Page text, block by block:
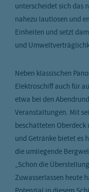
unterscheidet sich das
nahezu lautlosen und
Einheiten und setzt
und
Neben klassischen
Elektroschiff auch für
etwa bei den
Veranstaltungen. Mit
beschatteten
und Getränke bietet es
die umliegende
„Schon die
Zuwasserlassen heute